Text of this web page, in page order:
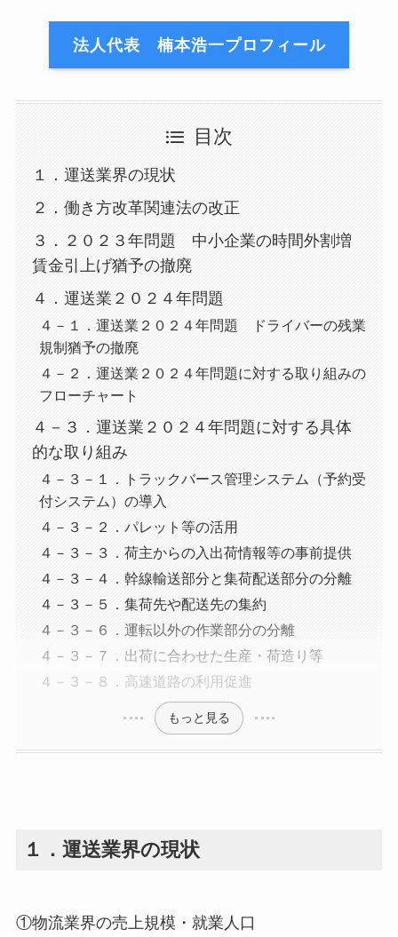
法人代表 楠本浩一プロフィール
目次
１．運送業界の現状
２．働き方改革関連法の改正
３．２０２３年問題 中小企業の時間外割増
賃金引上げ猶予の撤廃
４．運送業２０２４年問題
４－１．運送業２０２４年問題 ドライバーの残業
規制猶予の撤廃
４－２．運送業２０２４年問題に対する取り組みの
フローチャート
４－３．運送業２０２４年問題に対する具体
的な取り組み
４－３－１．トラックバース管理システム（予約受
付システム）の導入
４－３－２．パレット等の活用
４－３－３．荷主からの入出荷情報等の事前提供
４－３－４．幹線輸送部分と集荷配送部分の分離
４－３－５．集荷先や配送先の集約
４－３－６．運転以外の作業部分の分離
４－３－７．出荷に合わせた生産・荷造り等
４－３－８．高速道路の利用促進
もっと見る
１．運送業界の現状
①物流業界の売上規模・就業人口